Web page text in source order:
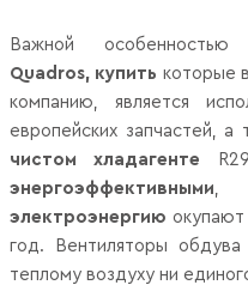
Важной особенностью
Quadros, купить которые
компанию, является
европейских запчастей, а
чистом хладагенте
R
энергоэффективными ,
электроэнергию
год. Вентиляторы
теплому воздуху ни